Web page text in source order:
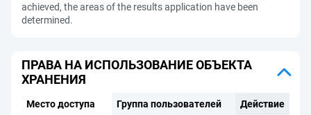
achieved, the areas of the results application have been
determined.
ПРАВА НА ИСПОЛЬЗОВАНИЕ ОБЪЕКТА
ХРАНЕНИЯ
Место доступа Группа пользователей Действие